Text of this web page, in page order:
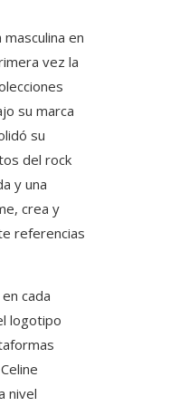
en
vez la
su marca
su
del rock
y una
crea y
referencias
cada
logotipo
nivel